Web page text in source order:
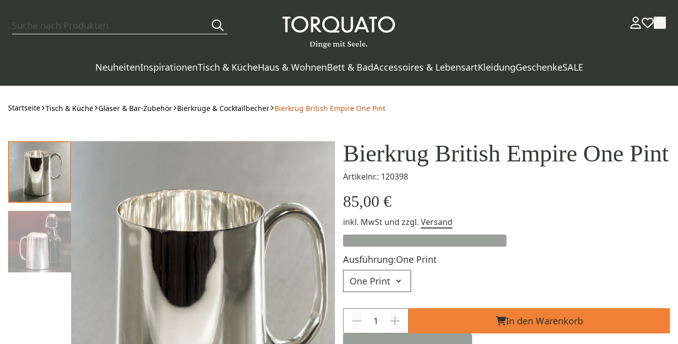
NeuheitenInspirationenTisch & KücheHaus & WohnenBett & BadAccessoires & LebensartKleidungGeschenkeSALE
Startseite Tisch & Küche Gläser & Bar-Zubehör Bierkrüge & Cocktailbecher Bierkrug British Empire One Pint
Bierkrug British Empire One Pint
Artikelnr.: 120398
85,00 €
inkl. MwSt und zzgl. Versand
Ausführung:One Print
In den Warenkorb